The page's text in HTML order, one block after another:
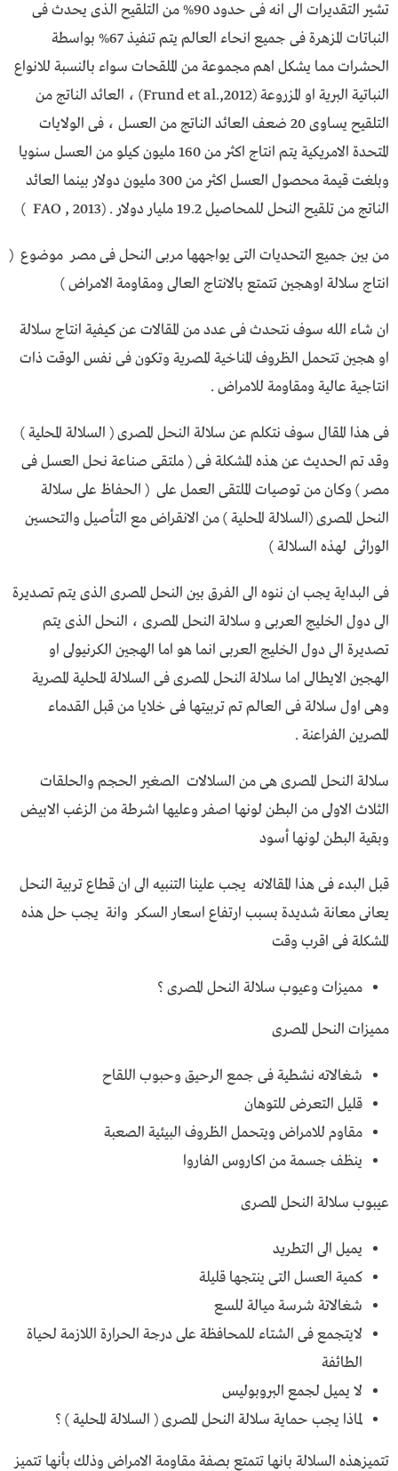
تشير التقديرات الى انه فى حدود 90% من التلقيح الذى يحدث فى
النباتات المزهرة فى جميع انحاء العالم يتم تنفيذ 67% بواسطة
الحشرات مما يشكل اهم مجموعة من الملقحات سواء بالنسبة للانواع
النباتية البرية او المزروعة (Frund et al.,2012) ، العائد الناتج من
التلقيح يساوى 20 ضعف العائد الناتج من العسل ، فى الولايات
المتحدة الامريكية يتم انتاج اكثر من 160 مليون كيلو من العسل سنويا
وبلغت قيمة محصول العسل اكثر من 300 مليون دولار بينما العائد
الناتج من تلقيح النحل للمحاصيل 19.2 مليار دولار . (FAO , 2013 )
من بين جميع التحديات التى يواجهها مربى النحل فى مصر موضوع (
انتاج سلالة اوهجين تتمتع بالانتاج العالى ومقاومة الامراض )
ان شاء الله سوف نتحدث فى عدد من المقالات عن كيفية انتاج سلالة
او هجين تتحمل الظروف المناخية المصرية وتكون فى نفس الوقت ذات
انتاجية عالية ومقاومة للامراض .
فى هذا المقال سوف نتكلم عن سلالة النحل المصرى ( السلالة المحلية )
وقد تم الحديث عن هذه المشكلة فى ( ملتقى صناعة نحل العسل فى
مصر ) وكان من توصيات الملتقى العمل على ( الحفاظ على سلالة
النحل المصرى (السلالة المحلية ) من الانقراض مع التأصيل والتحسين
الوراثى لهذه السلالة )
فى البداية يجب ان ننوه الى الفرق بين النحل المصرى الذى يتم تصديرة
الى دول الخليج العربى و سلالة النحل المصرى ، النحل الذى يتم
تصديرة الى دول الخليج العربى انما هو اما الهجين الكرنيولى او
الهجين الايطالى اما سلالة النحل المصرى فى السلالة المحلية المصرية
وهى اول سلالة فى العالم تم تربيتها فى خلايا من قبل القدماء
المصرين الفراعنة .
سلالة النحل المصرى هى من السلالات الصغير الحجم والحلقات
الثلاث الاولى من البطن لونها اصفر وعليها اشرطة من الزغب الابيض
وبقية البطن لونها أسود
قبل البدء فى هذا المقالانه يجب علينا التنبيه الى ان قطاع تربية النحل
يعانى معانة شديدة بسبب ارتفاع اسعار السكر وانة يجب حل هذه
المشكلة فى اقرب وقت
مميزات وعيوب سلالة النحل المصرى ؟
مميزات النحل المصرى
شغالاته نشطية فى جمع الرحيق وحبوب اللقاح
قليل التعرض للتوهان
مقاوم للامراض ويتحمل الظروف البيئية الصعبة
ينظف جسمة من اكاروس الفاروا
عيبوب سلالة النحل المصرى
يميل الى التطريد
كمية العسل التى ينتجها قليلة
شغالاتة شرسة ميالة للسع
لايتجمع فى الشتاء للمحافظة على درجة الحرارة اللازمة لحياة
الطائفة
لا يميل لجمع البروبوليس
لماذا يجب حماية سلالة النحل المصرى ( السلالة المحلية ) ؟
تتميزهذه السلالة بانها تتمتع بصفة مقاومة الامراض وذلك بأنها تتميز